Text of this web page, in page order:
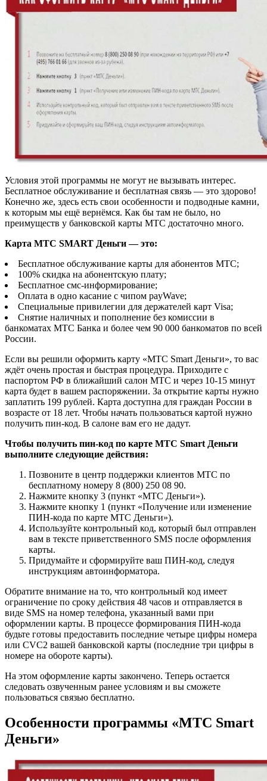
Условия этой программы не могут не вызывать интерес.
Бесплатное обслуживание и бесплатная связь — это здорово!
Конечно же, здесь есть свои особенности и подводные камни,
к которым мы ещё вернёмся. Как бы там не было, но
преимуществ у банковской карты МТС достаточно много.
Карта МТС SMART Деньги — это:
Бесплатное обслуживание карты для абонентов МТС;
100% скидка на абонентскую плату;
Бесплатное смс-информирование;
Оплата в одно касание с чипом payWave;
Специальные привилегии для держателей карт Visa;
Снятие наличных и пополнение без комиссии в
банкоматах МТС Банка и более чем 90 000 банкоматов по всей
России.
Если вы решили оформить карту «МТС Smart Деньги», то вас
ждёт очень простая и быстрая процедура. Приходите с
паспортом РФ в ближайший салон МТС и через 10-15 минут
карта будет в вашем распоряжении. За открытие карты нужно
заплатить 199 рублей. Карта доступна для граждан России в
возрасте от 18 лет. Чтобы начать пользоваться картой нужно
получить пин-код. В салоне вам его не дадут.
Чтобы получить пин-код по карте МТС Smart Деньги
выполните следующие действия:
Позвоните в центр поддержки клиентов МТС по
бесплатному номеру 8 (800) 250 08 90.
Нажмите кнопку 3 (пункт «МТС Деньги»).
Нажмите кнопку 1 (пункт «Получение или изменение
ПИН-кода по карте МТС Деньги»).
Используйте контрольный код, который был отправлен
вам в тексте приветственного SMS после оформления
карты.
Придумайте и сформируйте ваш ПИН-код, следуя
инструкциям автоинформатора.
Обратите внимание на то, что контрольный код имеет
ограничение по сроку действия 48 часов и отправляется в
виде SMS на номер телефона, указанный вами при
оформлении карты. В процессе формирования ПИН-кода
будьте готовы предоставить последние четыре цифры номера
или CVC2 вашей банковской карты (последние три цифры в
номере на обороте карты).
На этом оформление карты закончено. Теперь остается
следовать озвученным ранее условиям и вы сможете
пользоваться связью бесплатно.
Особенности программы «МТС Smart
Деньги»